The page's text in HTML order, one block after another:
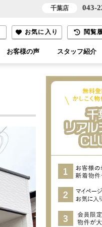
お気に入り 閲覧
お客様の声 スタッフ紹介
千葉店 043-